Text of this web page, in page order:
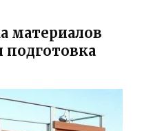
материалов
подготовка